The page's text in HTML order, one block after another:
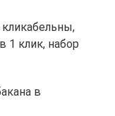
1 клик, набор
в